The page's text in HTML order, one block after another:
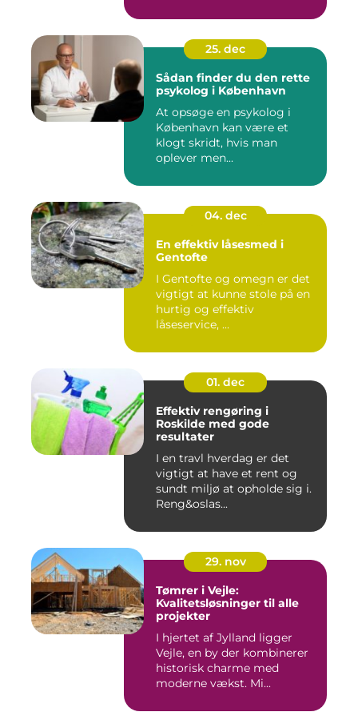
25. dec
Sådan finder du den rette
psykolog i København
At opsøge en psykolog i
København kan være et
klogt skridt, hvis man
oplever men...
04. dec
En effektiv låsesmed i
Gentofte
I Gentofte og omegn er det
vigtigt at kunne stole på en
hurtig og effektiv
låseservice, ...
01. dec
Effektiv rengøring i
Roskilde med gode
resultater
I en travl hverdag er det
vigtigt at have et rent og
sundt miljø at opholde sig i.
Reng&oslas...
29. nov
Tømrer i Vejle:
Kvalitetsløsninger til alle
projekter
I hjertet af Jylland ligger
Vejle, en by der kombinerer
historisk charme med
moderne vækst. Mi...